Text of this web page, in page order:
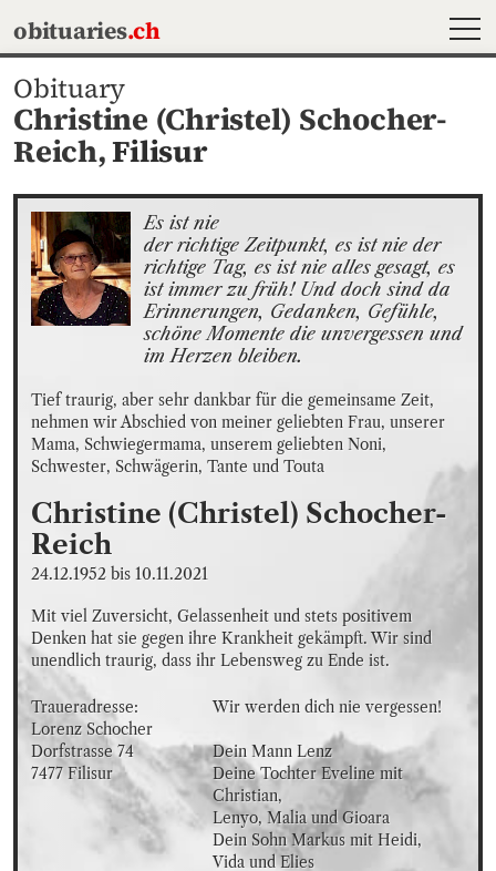
obituaries.ch
Obituary
Christine (Christel) Schocher-
Reich,Filisur
Es ist nie
der richtige Zeitpunkt, es ist nie der
richtige Tag, es ist nie alles gesagt, es
ist immer zu früh! Und doch sind da
Erinnerungen, Gedanken, Gefühle,
schöne Momente die unvergessen und
im Herzen bleiben.
Tief traurig, aber sehr dankbar für die gemeinsame Zeit,
nehmen wir Abschied von meiner geliebten Frau, unserer
Mama, Schwiegermama, unserem geliebten Noni,
Schwester, Schwägerin, Tante und Touta
Christine (Christel) Schocher-
Reich
24.12.1952 bis 10.11.2021
Mit viel Zuversicht, Gelassenheit und stets positivem
Denken hat sie gegen ihre Krankheit gekämpft. Wir sind
unendlich traurig, dass ihr Lebensweg zu Ende ist.
Traueradresse:
Lorenz Schocher
Dorfstrasse 74
7477 Filisur
Wir werden dich nie vergessen!
Dein Mann Lenz
Deine Tochter Eveline mit
Christian,
Lenyo, Malia und Gioara
Dein Sohn Markus mit Heidi,
Vida und Elies